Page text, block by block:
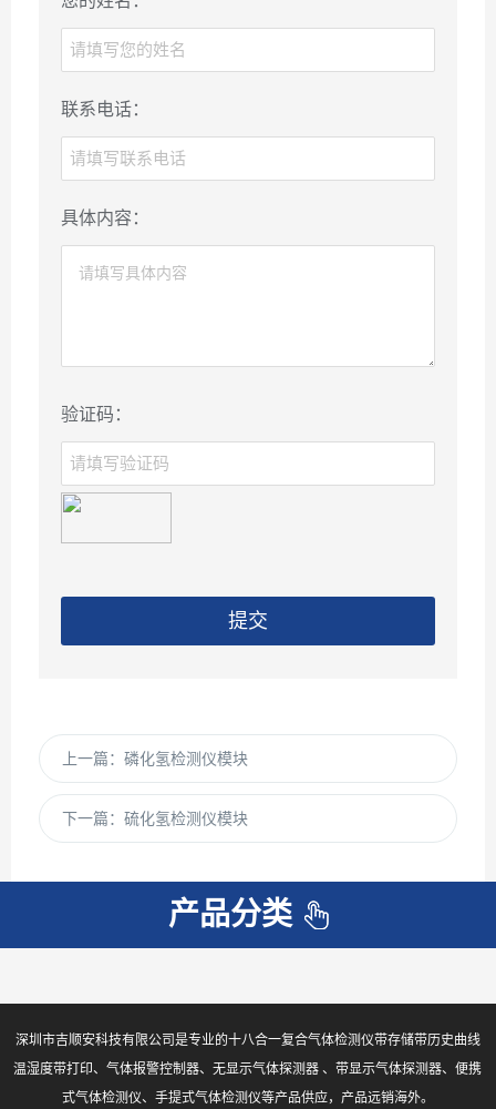
联系电话：
具体内容：
验证码：
提交
上一篇： 磷化氢检测仪模块
下一篇： 硫化氢检测仪模块
产品分类
深圳市吉顺安科技有限公司是专业的十八合一复合气体检测仪带存储带历史曲线
温湿度带打印、气体报警控制器、无显示气体探测器 、带显示气体探测器、便携
式气体检测仪、手提式气体检测仪等产品供应，产品远销海外。